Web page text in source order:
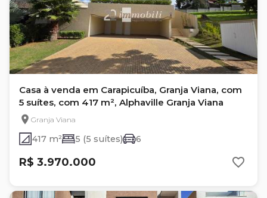
Casa à venda em Carapicuíba, Granja Viana, com
5 suítes, com 417 m², Alphaville Granja Viana
Granja Viana
417 m² 5 (5 suítes) 6
R$ 3.970.000